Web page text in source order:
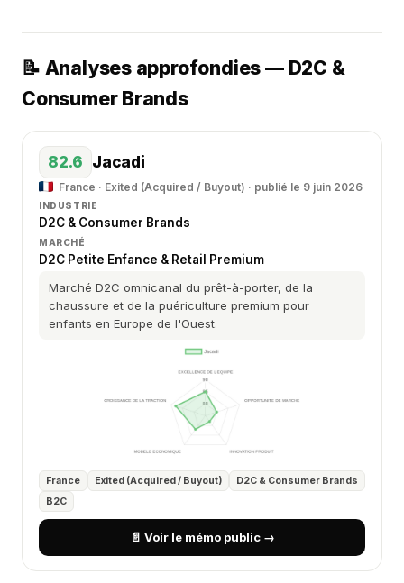
📝 Analyses approfondies — D2C &
Consumer Brands
82.6 Jacadi
France · Exited (Acquired / Buyout) · publié le 9 juin 2026
INDUSTRIE
D2C & Consumer Brands
MARCHÉ
D2C Petite Enfance & Retail Premium
Marché D2C omnicanal du prêt-à-porter, de la
chaussure et de la puériculture premium pour
enfants en Europe de l'Ouest.
France Exited (Acquired / Buyout)
D2C & Consumer Brands
B2C
📄 Voir le mémo public →